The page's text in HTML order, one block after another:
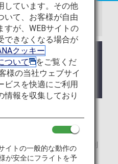
パーフライヤーズカードの
実施いたします。
ライヤーズカードの制度変
予約などの優先予約をご利
しています。その他
いて、お客様が自由
すが、WEBサイトの
できなくなる場合が
クッキー
ついて
をご覧くだ
様の当社ウェブサイ
ビスを快適にご利用
情報を収集しており
イトの一般的な動作の
が安全にフライトを予